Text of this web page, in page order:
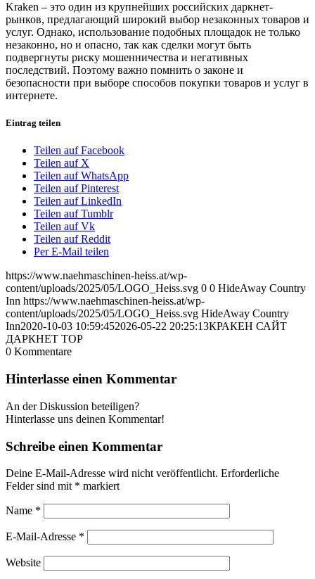
Kraken – это один из крупнейших российских даркнет-
рынков, предлагающий широкий выбор незаконных товаров и
услуг. Однако, использование подобных площадок не только
незаконно, но и опасно, так как сделки могут быть
подвергнуты риску мошенничества и негативных
последствий. Поэтому важно помнить о законе и
безопасности при выборе способов покупки товаров и услуг в
интернете.
Eintrag teilen
Teilen auf Facebook
Teilen auf X
Teilen auf WhatsApp
Teilen auf Pinterest
Teilen auf LinkedIn
Teilen auf Tumblr
Teilen auf Vk
Teilen auf Reddit
Per E-Mail teilen
https://www.naehmaschinen-heiss.at/wp-
content/uploads/2025/05/LOGO_Heiss.svg 0 0 HideAway Country
Inn https://www.naehmaschinen-heiss.at/wp-
content/uploads/2025/05/LOGO_Heiss.svg HideAway Country
Inn2020-10-03 10:59:452026-05-22 20:25:13КРАКЕН САЙТ
ДАРКНЕТ ТОР
0 Kommentare
Hinterlasse einen Kommentar
An der Diskussion beteiligen?
Hinterlasse uns deinen Kommentar!
Schreibe einen Kommentar
Deine E-Mail-Adresse wird nicht veröffentlicht. Erforderliche
Felder sind mit * markiert
Name *
E-Mail-Adresse *
Website